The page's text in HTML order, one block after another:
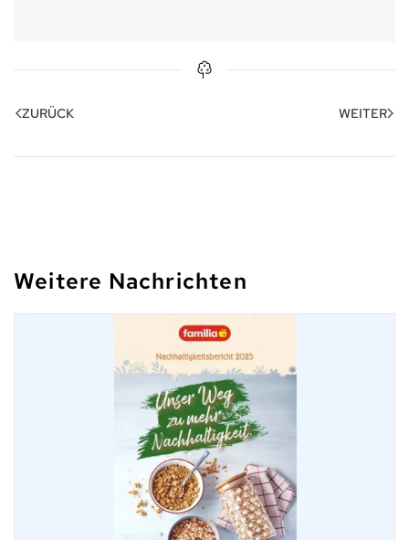
ZURÜCK WEITER
Weitere Nachrichten